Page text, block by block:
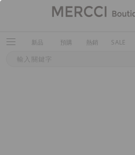
新品 預購 熱銷 SALE